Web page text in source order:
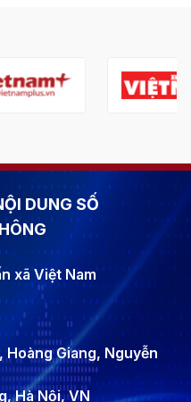
DUNG SỐ
xã Việt Nam
Hoàng Giang, Nguyễn
Hà Nội, VN